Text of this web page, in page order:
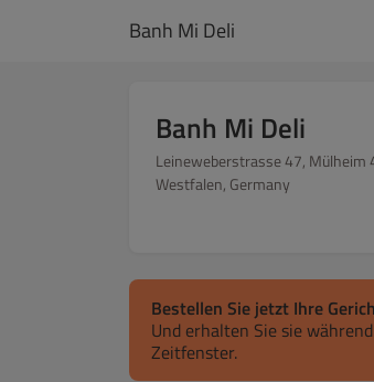
Banh Mi Deli
Banh Mi Deli
Leineweberstrasse 47, Mülheim
Westfalen, Germany
Bestellen Sie jetzt Ihre
Und erhalten Sie sie
Zeitfenster.